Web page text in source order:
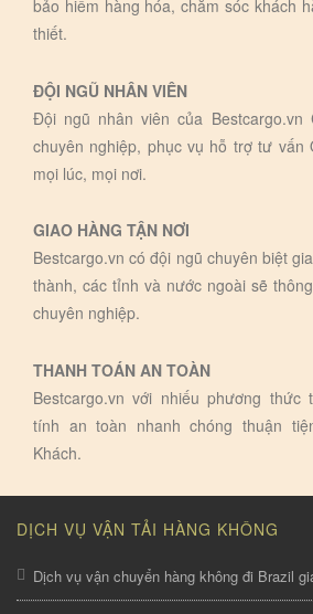
bảo hiểm hàng hóa, chăm sóc khách
thiết.
ĐỘI NGŨ NHÂN VIÊN
Đội ngũ nhân viên của Bestcargo.vn
chuyên nghiệp, phục vụ hỗ trợ tư vấn
mọi lúc, mọi nơi.
GIAO HÀNG TẬN NƠI
Bestcargo.vn có đội ngũ chuyên biệt
thành, các tỉnh và nước ngoài sẽ
chuyên nghiệp.
THANH TOÁN AN TOÀN
Bestcargo.vn với nhiếu phương thức
tính an toàn nhanh chóng thuận
Khách.
DỊCH VỤ VẬN TẢI HÀNG KHÔNG
Dịch vụ vận chuyển hàng không đi Brazil